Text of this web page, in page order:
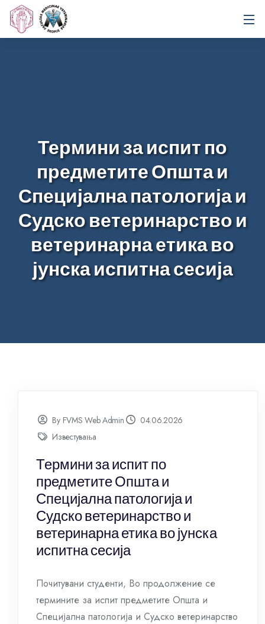
Термини за испит по
предметите Општа и
Специјална патологија и
Судско ветеринарство и
ветеринарна етика во
јунска испитна сесија
By FVMS Web Admin
04.06.2026
Известувања
Термини за испит по
предметите Општа и
Специјална патологија и
Судско ветеринарство и
ветеринарна етика во јунска
испитна сесија
Почитувани студенти, Во продолжение се
термините за испит предметите Општа и
Специјална патологија и Судско ветеринарство